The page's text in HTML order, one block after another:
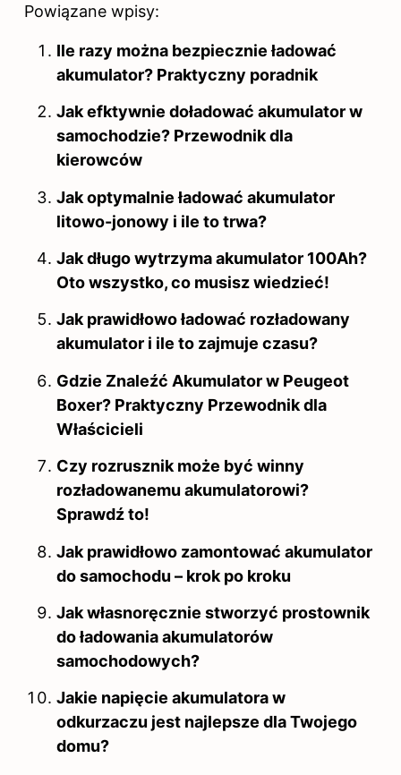
Powiązane wpisy:
Ile razy można bezpiecznie ładować
akumulator? Praktyczny poradnik
Jak efktywnie doładować akumulator w
samochodzie? Przewodnik dla
kierowców
Jak optymalnie ładować akumulator
litowo-jonowy i ile to trwa?
Jak długo wytrzyma akumulator 100Ah?
Oto wszystko, co musisz wiedzieć!
Jak prawidłowo ładować rozładowany
akumulator i ile to zajmuje czasu?
Gdzie Znaleźć Akumulator w Peugeot
Boxer? Praktyczny Przewodnik dla
Właścicieli
Czy rozrusznik może być winny
rozładowanemu akumulatorowi?
Sprawdź to!
Jak prawidłowo zamontować akumulator
do samochodu – krok po kroku
Jak własnoręcznie stworzyć prostownik
do ładowania akumulatorów
samochodowych?
Jakie napięcie akumulatora w
odkurzaczu jest najlepsze dla Twojego
domu?